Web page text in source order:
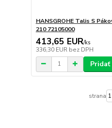
HANSGROHE Talis S
210 72105000
413,65 EUR/ks
336,30 EUR bez DPH
Pridať
strana